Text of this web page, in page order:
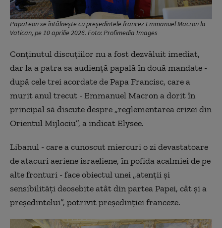
PapaLeon se întâlnește cu președintele francez Emmanuel Macron la
Vatican, pe 10 aprilie 2026. Foto: Profimedia Images
Conţinutul discuţiilor nu a fost dezvăluit imediat,
dar la a patra sa audienţă papală în două mandate -
după cele trei acordate de Papa Francisc, care a
murit anul trecut - Emmanuel Macron a dorit în
principal să discute despre „reglementarea crizei din
Orientul Mijlociu”, a indicat Elysee.
Libanul - care a cunoscut miercuri o zi devastatoare
de atacuri aeriene israeliene, în pofida acalmiei de pe
alte fronturi - face obiectul unei „atenţii şi
sensibilităţi deosebite atât din partea Papei, cât şi a
preşedintelui”, potrivit preşedinţiei franceze.